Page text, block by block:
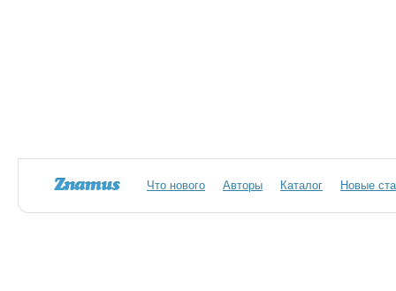
Что нового Авторы Каталог Новые